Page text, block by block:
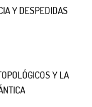
Y DESPEDIDAS
Y LA